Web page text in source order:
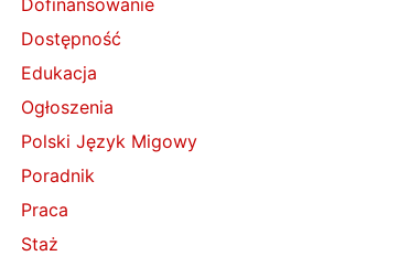
Dostępność
Edukacja
Ogłoszenia
Polski Język Migowy
Poradnik
Praca
Staż